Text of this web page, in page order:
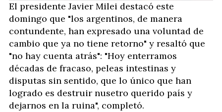
El presidente Javier Milei destacó este
domingo que "los argentinos, de manera
contundente, han expresado una voluntad de
cambio que ya no tiene retorno" y resaltó que
"no hay cuenta atrás": "Hoy enterramos
décadas de fracaso, peleas intestinas y
disputas sin sentido, que lo único que han
logrado es destruir nusetro querido país y
dejarnos en la ruina", completó.